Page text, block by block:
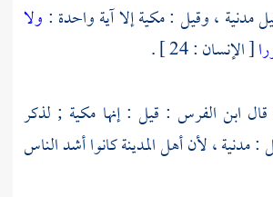
مدنية ، وقيل : مكية إلا آية واحدة : ولا
[ الإنسان : 24 ] .
ابن الفرس : قيل : إنها مكية ; لذكر
: مدنية ، لأنأهلالمدينةكانوا أشد الناس